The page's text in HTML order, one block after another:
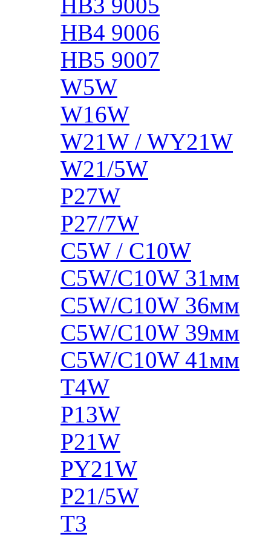
HB4 9006
HB5 9007
W5W
W16W
W21W / WY21W
W21/5W
P27W
P27/7W
C5W / C10W
C5W/C10W 31мм
C5W/C10W 36мм
C5W/C10W 39мм
C5W/C10W 41мм
T4W
P13W
P21W
PY21W
P21/5W
T3